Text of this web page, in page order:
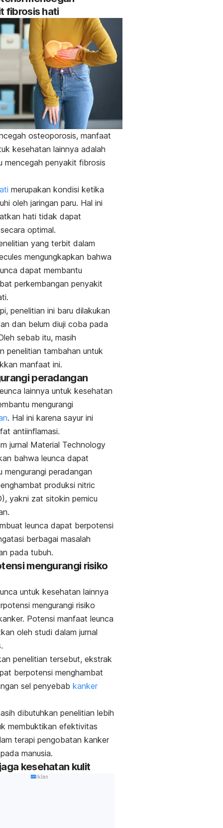
fibrosis hati
osteoporosis, manfaat
kesehatan lainnya adalah
mencegah penyakit fibrosis
merupakan kondisi ketika
oleh jaringan paru. Hal ini
hati tidak dapat
optimal.
yang terbit dalam
mengungkapkan bahwa
dapat membantu
perkembangan penyakit
penelitian ini baru dilakukan
dan belum diuji coba pada
sebab itu, masih
penelitian tambahan untuk
manfaat ini.
peradangan
lainnya untuk kesehatan
mengurangi
. Hal ini karena sayur ini
antiinflamasi.
jurnal Material Technology
bahwa leunca dapat
mengurangi peradangan
produksi nitric
yakni zat sitokin pemicu
leunca dapat berpotensi
berbagai masalah
pada tubuh.
mengurangi risiko
untuk kesehatan lainnya
mengurangi risiko
Potensi manfaat leunca
oleh studi dalam jurnal
.
penelitian tersebut, ekstrak
berpotensi menghambat
sel penyebab kanker
dibutuhkan penelitian lebih
membuktikan efektivitas
terapi pengobatan kanker
manusia.
kesehatan kulit
Iklan